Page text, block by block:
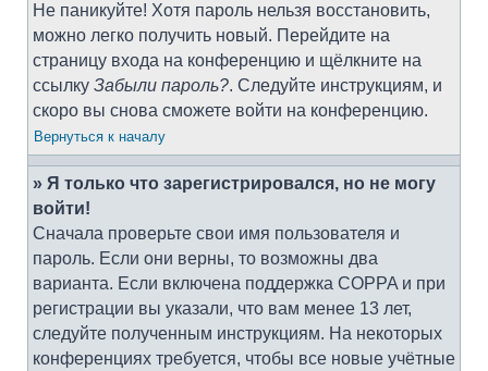
Не паникуйте! Хотя пароль нельзя восстановить,
можно легко получить новый. Перейдите на
страницу входа на конференцию и щёлкните на
ссылку Забыли пароль?. Следуйте инструкциям, и
скоро вы снова сможете войти на конференцию.
Вернуться к началу
» Я только что зарегистрировался, но не могу
войти!
Сначала проверьте свои имя пользователя и
пароль. Если они верны, то возможны два
варианта. Если включена поддержка COPPA и при
регистрации вы указали, что вам менее 13 лет,
следуйте полученным инструкциям. На некоторых
конференциях требуется, чтобы все новые учётные